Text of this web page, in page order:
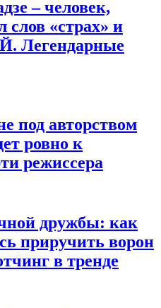
– человек,
слов «страх» и
Легендарные
под авторством
ровно к
режиссера
дружбы: как
приручить ворон
в тренде